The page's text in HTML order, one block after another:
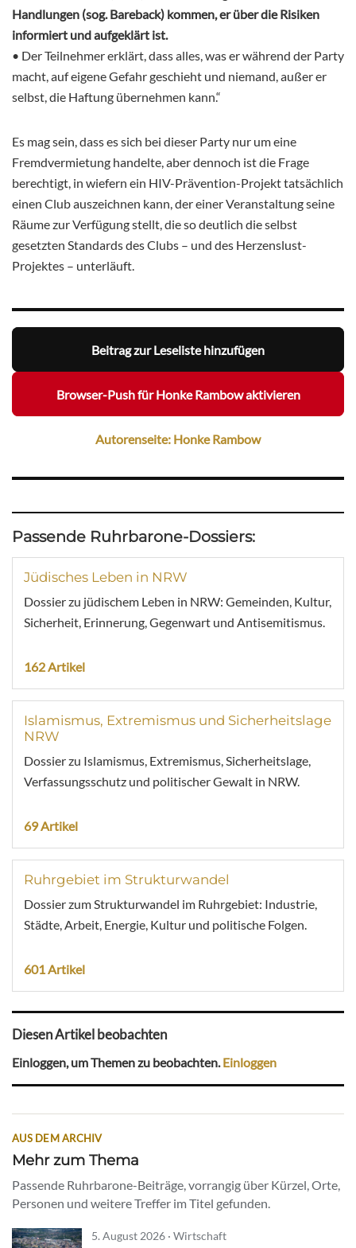
Handlungen (sog. Bareback) kommen, er über die Risiken
informiert und aufgeklärt ist.
• Der Teilnehmer erklärt, dass alles, was er während der Party
macht, auf eigene Gefahr geschieht und niemand, außer er
selbst, die Haftung übernehmen kann.“
Es mag sein, dass es sich bei dieser Party nur um eine
Fremdvermietung handelte, aber dennoch ist die Frage
berechtigt, in wiefern ein HIV-Prävention-Projekt tatsächlich
einen Club auszeichnen kann, der einer Veranstaltung seine
Räume zur Verfügung stellt, die so deutlich die selbst
gesetzten Standards des Clubs – und des Herzenslust-
Projektes – unterläuft.
Beitrag zur Leseliste hinzufügen
Browser-Push für Honke Rambow aktivieren
Autorenseite: Honke Rambow
Passende Ruhrbarone-Dossiers:
Jüdisches Leben in NRW
Dossier zu jüdischem Leben in NRW: Gemeinden, Kultur,
Sicherheit, Erinnerung, Gegenwart und Antisemitismus.
162 Artikel
Islamismus, Extremismus und Sicherheitslage
NRW
Dossier zu Islamismus, Extremismus, Sicherheitslage,
Verfassungsschutz und politischer Gewalt in NRW.
69 Artikel
Ruhrgebiet im Strukturwandel
Dossier zum Strukturwandel im Ruhrgebiet: Industrie,
Städte, Arbeit, Energie, Kultur und politische Folgen.
601 Artikel
Diesen Artikel beobachten
Einloggen, um Themen zu beobachten.Einloggen
AUS DEM ARCHIV
Mehr zum Thema
Passende Ruhrbarone-Beiträge, vorrangig über Kürzel, Orte,
Personen und weitere Treffer im Titel gefunden.
5. August 2026 · Wirtschaft